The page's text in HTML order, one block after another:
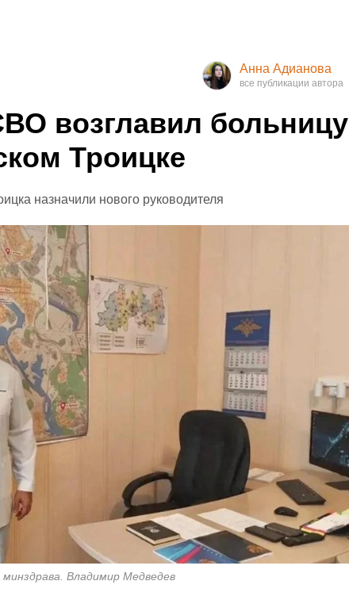
Анна Адианова
возглавил больницу
Троицке
назначили нового руководителя
Владимир Медведев